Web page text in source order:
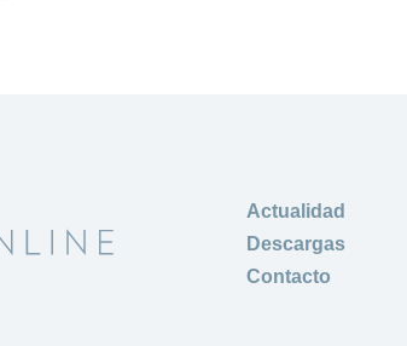
Actualidad
Descargas
Contacto